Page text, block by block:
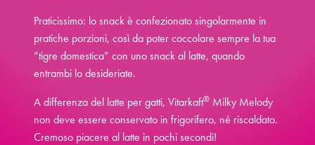
Praticissimo: lo snack è confezionato singolarmente in
pratiche porzioni, così da poter coccolare sempre la tua
“tigre domestica” con uno snack al latte, quando
entrambi lo desideriate.
A differenza del latte per gatti, Vitarkaft® Milky Melody
non deve essere conservato in frigorifero, né riscaldato.
Cremoso piacere al latte in pochi secondi!